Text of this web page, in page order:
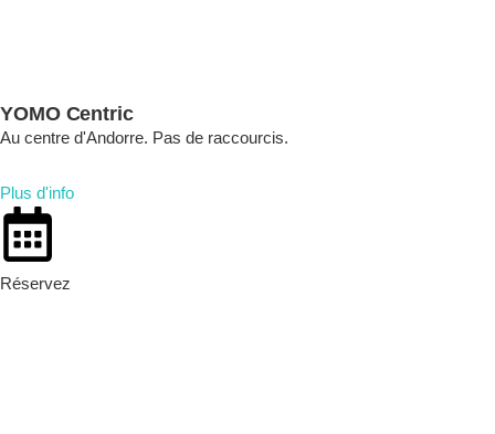
YOMO Centric
Au centre d'Andorre. Pas de raccourcis.
Plus d'info
Réservez